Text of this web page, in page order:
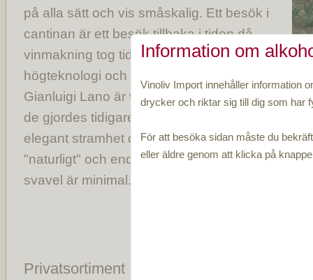
på alla sätt och vis småskalig. Ett besök i
cantinan är ett besök tillbaka i tiden då
vinmakning tog tid och inte präglades av
högteknologi och datorstyrda processer.
Gianluigi Lano är väldigt noggrann i sitt
de gjordes tidigare. Det vill säga i den
elegant stramhet och utan för mycket
"naturligt" och endast naturlig jäst används för
svavel är minimal. Lano Gianluigi är eko-
Privatsortiment
Information om
Vinoliv Import innehåller information
drycker och riktar sig till dig som har
För att besöka sidan måste du
eller äldre genom att klicka på